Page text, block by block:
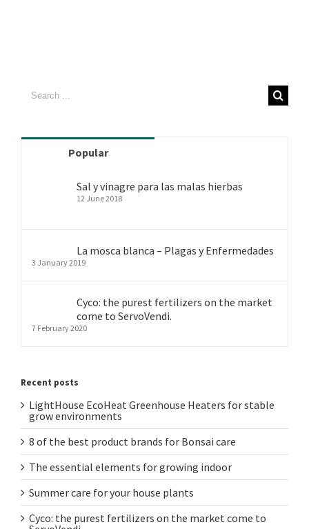
Search
for:
Popular
Sal y vinagre para las malas hierbas
12 June 2018
La mosca blanca – Plagas y Enfermedades
3 January 2019
Cyco: the purest fertilizers on the market
come to ServoVendi.
7 February 2020
Recent posts
LightHouse EcoHeat Greenhouse Heaters for stable
grow environments
8 of the best product brands for Bonsai care
The essential elements for growing indoor
Summer care for your house plants
Cyco: the purest fertilizers on the market come to